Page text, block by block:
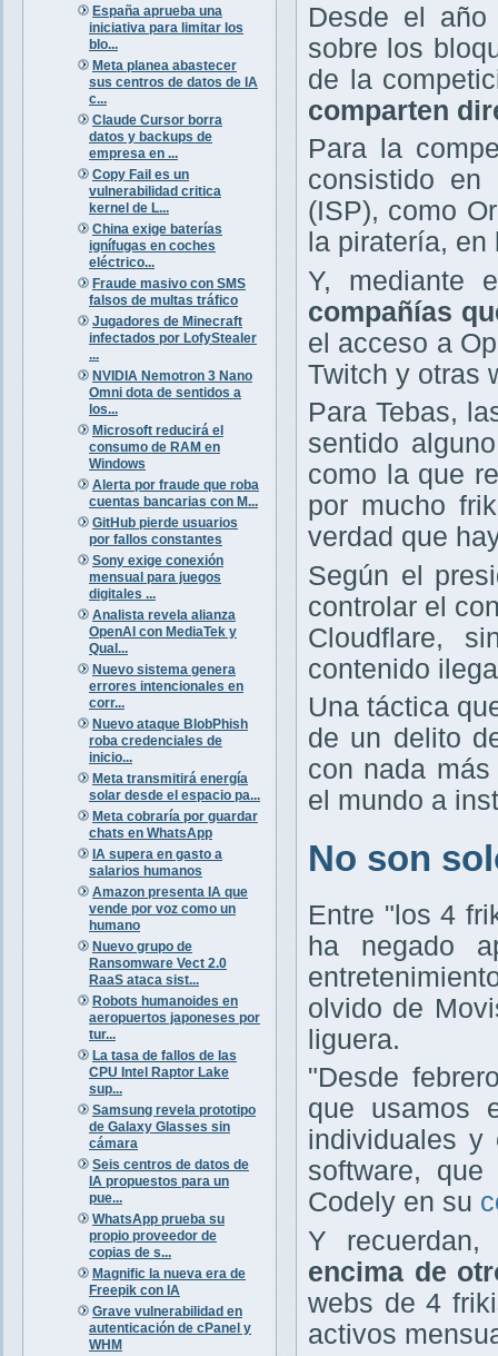
España aprueba una
iniciativa para limitar los
blo...
Meta planea abastecer
sus centros de datos de IA
c...
Claude Cursor borra
datos y backups de
empresa en ...
Copy Fail es un
vulnerabilidad critica
kernel de L...
China exige baterías
ignífugas en coches
eléctrico...
Fraude masivo con SMS
falsos de multas tráfico
Jugadores de Minecraft
infectados por LofyStealer
...
NVIDIA Nemotron 3 Nano
Omni dota de sentidos a
los...
Microsoft reducirá el
consumo de RAM en
Windows
Alerta por fraude que roba
cuentas bancarias con M...
GitHub pierde usuarios
por fallos constantes
Sony exige conexión
mensual para juegos
digitales ...
Analista revela alianza
OpenAI con MediaTek y
Qual...
Nuevo sistema genera
errores intencionales en
corr...
Nuevo ataque BlobPhish
roba credenciales de
inicio...
Meta transmitirá energía
solar desde el espacio pa...
Meta cobraría por guardar
chats en WhatsApp
IA supera en gasto a
salarios humanos
Amazon presenta IA que
vende por voz como un
humano
Nuevo grupo de
Ransomware Vect 2.0
RaaS ataca sist...
Robots humanoides en
aeropuertos japoneses por
tur...
La tasa de fallos de las
CPU Intel Raptor Lake
sup...
Samsung revela prototipo
de Galaxy Glasses sin
cámara
Seis centros de datos de
IA propuestos para un
pue...
WhatsApp prueba su
propio proveedor de
copias de s...
Magnific la nueva era de
Freepik con IA
Grave vulnerabilidad en
autenticación de cPanel y
WHM
Desde el
sobre los
de la
comparten
Para la
consistido en
(ISP), como
la piratería,
Y, mediante
compañías
el acceso a
Twitch y otras
Para Tebas,
sentido
como la que
por mucho
verdad que
Según el
controlar el
Cloudflare,
contenido
Una táctica
de un delito
con nada
el mundo a
No son
Entre "los 4
ha negado
olvido de
liguera.
"Desde
que usamos
individuales y
software,
Codely en su
Y
encima de
webs de 4
activos